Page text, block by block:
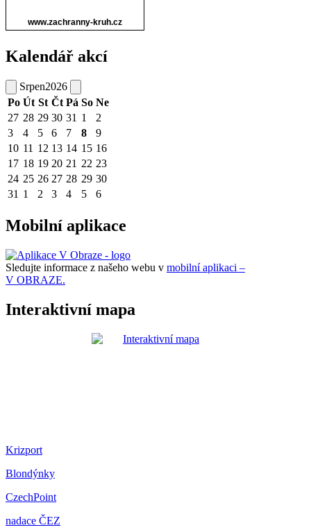
Kalendář akcí
Srpen2026
Po Út St Čt Pá So Ne
27 28 29 30 31 1
2
3
4 5 6 7 8
9
10 11 12 13 14 15 16
17 18 19 20 21 22 23
24 25 26 27 28 29 30
31 1 2 3 4 5 6
Mobilní aplikace
Sledujte informace z našeho webu v mobilní aplikaci –
V OBRAZE.
Interaktivní mapa
Krizport
Blondýnky
CzechPoint
nadace ČEZ